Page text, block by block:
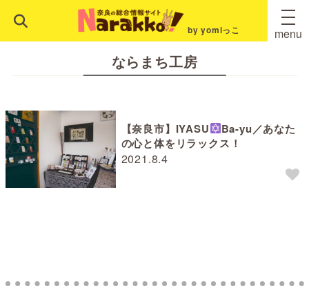
by yomiっこ menu
ならまち工房
2021.8.4
【奈良市】IYASU
Ba-yu／あなた
の心と体をリラックス！